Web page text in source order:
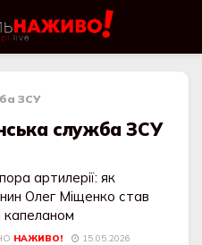
ЗСУ
служба ЗСУ
артилерії: як
Олег Міщенко став
капеланом
НАЖИВО! 15.05.2026